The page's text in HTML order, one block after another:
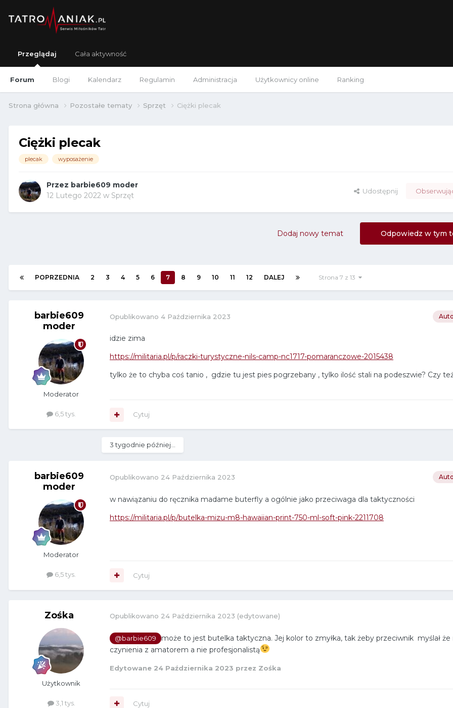
Przeglądaj
Forum Blogi Kalendarz Regulamin Administracja Użytkownicy online Ranking
Cała aktywność
Strona główna Pozostałe tematy Sprzęt Ciężki plecak
Ciężki plecak
plecak wyposażenie
Przez barbie609 moder
12 Lutego 2022 w Sprzęt Udostępnij
Odpowiedz w tym
Dodaj nowy temat
POPRZEDNIA 2 3 4 5 6 7 8 9 10 11 12 DALEJ Strona 7 z 13
barbie609
moder
Moderator
6,5 tys.
Opublikowano 4 Października 2023
idzie zima
https://militaria.pl/p/raczki-turystyczne-nils-camp-nc1717-pomaranczowe-2015438
tylko że to chyba coś tanio , gdzie tu jest pies pogrzebany , tylko ilość stali na podeszwie? Czy
Cytuj
3 tygodnie później...
barbie609
moder
Moderator
6,5 tys.
Opublikowano 24 Października 2023
w nawiązaniu do ręcznika madame buterfly a ogólnie jako przeciwaga dla taktyczności
https://militaria.pl/p/butelka-mizu-m8-hawaiian-print-750-ml-soft-pink-2211708
Cytuj
Zośka
Użytkownik
3,1 tys.
Opublikowano 24 Października 2023 (edytowane)
@barbie609
może to jest butelka taktyczna. Jej kolor to zmyłka, tak żeby przeciwnik myślał
czynienia z amatorem a nie profesjonalistą
Edytowane 24 Października 2023 przez Zośka
Cytuj